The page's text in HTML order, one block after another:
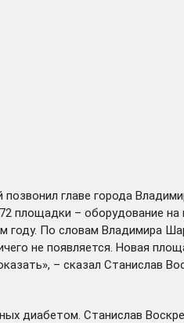
главе города
площадки – оборудование на
году. По словам Владимира
не появляется. Новая
– сказал Станислав
диабетом. Станислав